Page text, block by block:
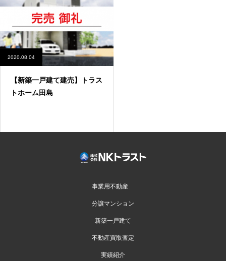
2020.08.04
【新築一戸建て建売】トラス
トホーム田島
事業用不動産
分譲マンション
新築一戸建て
不動産買取査定
実績紹介